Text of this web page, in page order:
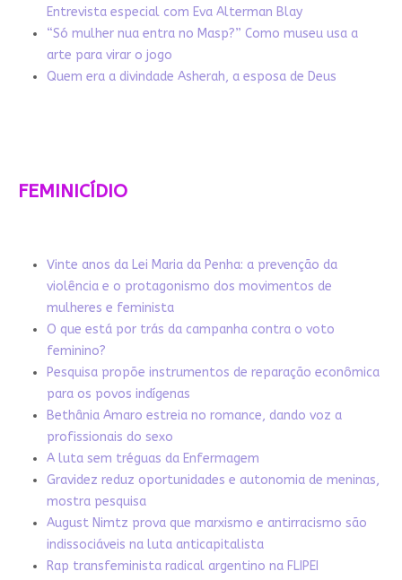
Entrevista especial com Eva Alterman Blay
“Só mulher nua entra no Masp?” Como museu usa a
arte para virar o jogo
Quem era a divindade Asherah, a esposa de Deus
FEMINICÍDIO
Vinte anos da Lei Maria da Penha: a prevenção da
violência e o protagonismo dos movimentos de
mulheres e feminista
O que está por trás da campanha contra o voto
feminino?
Pesquisa propõe instrumentos de reparação econômica
para os povos indígenas
Bethânia Amaro estreia no romance, dando voz a
profissionais do sexo
A luta sem tréguas da Enfermagem
Gravidez reduz oportunidades e autonomia de meninas,
mostra pesquisa
August Nimtz prova que marxismo e antirracismo são
indissociáveis na luta anticapitalista
Rap transfeminista radical argentino na FLIPEI